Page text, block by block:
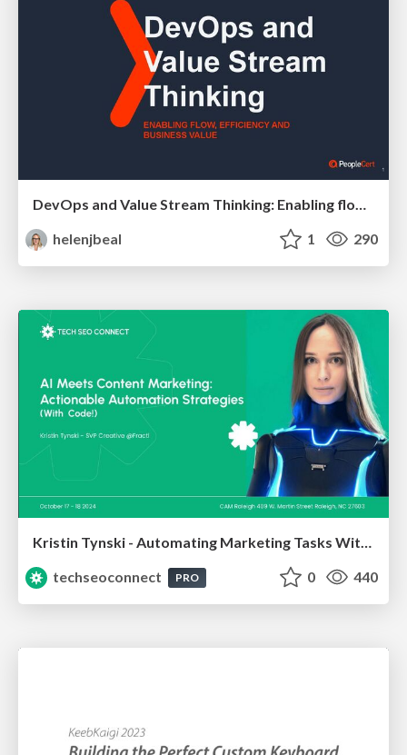
DevOps and Value Stream Thinking: Enabling flow, efficiency and business value
helenjbeal
1 290
Kristin Tynski - Automating Marketing Tasks With AI
techseoconnect
PRO 0 440